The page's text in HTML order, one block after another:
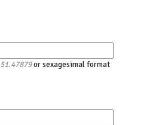
51.47879or sexagesimal format